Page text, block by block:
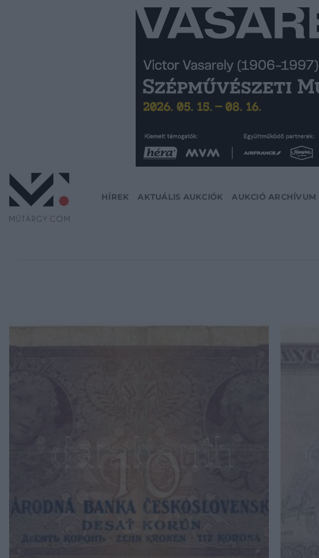
HÍREK AKTUÁLIS AUKCIÓK AUKCIÓ ARCHÍVUM